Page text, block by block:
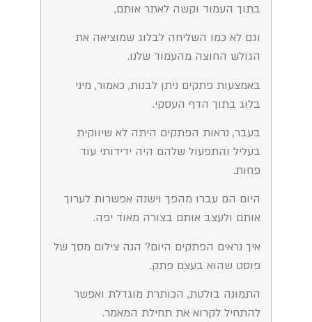
בתוך העמוד וקשה לאתר אותם,
וגם לא כמו השליחה לבלוג שמוציאה את
הגולש החוצה מהעמוד שלנו.
באמצעות פתקים ניתן לבנות, כאמור, מיני
בלוג בתוך הדף העסקי.
בעבר, נראות הפתקים היתה לא שיווקית
בעליל והתפעול שלהם היה ידידותי עוד
פחות.
היום הם עברו מהפך וישנה אפשרות לערוך
אותם ולעצב אותם בצורה מאוד יפה.
איך נראים הפתקים היום? הנה צילום מסך של
פוסט שהוא בעצם פתק.
התמונה בולטת, הכותרת מוגדלת ואפשר
להתחיל לקרוא את תחילת המאמר.